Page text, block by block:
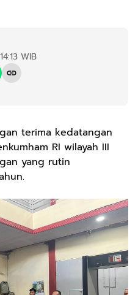
WIB
terima kedatangan
RI wilayah III
yang rutin